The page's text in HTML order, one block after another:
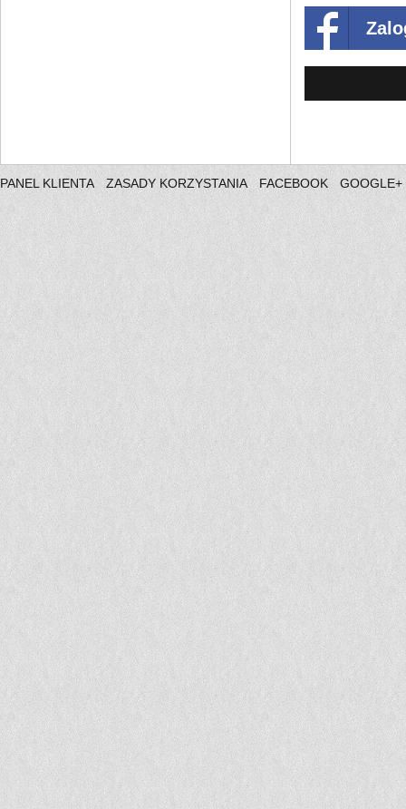
PANEL KLIENTA ZASADY KORZYSTANIA FACEBOOK GOOGLE+